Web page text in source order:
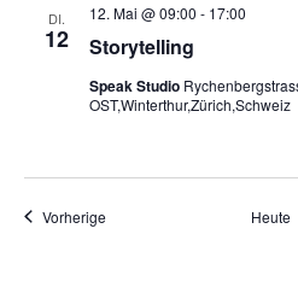
DI.
12 Storytelling
12. Mai @ 09:00 - 17:00
Speak Studio
OST,Winterthur,Zürich,Schweiz
VorherigeVeranstaltungen Heute